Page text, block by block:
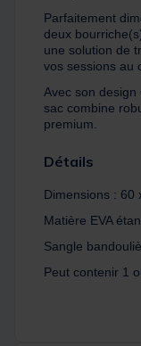
Parfaitement
deux
une solution de
vos sessions au
Avec son design
sac combine
premium.
Détails
Dimensions : 60
Matière EVA
Sangle
Peut contenir 1